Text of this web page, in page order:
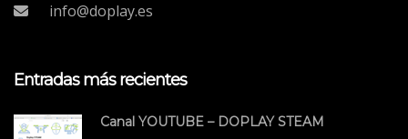
info@doplay.es
Entradas más recientes
Canal YOUTUBE – DOPLAY STEAM